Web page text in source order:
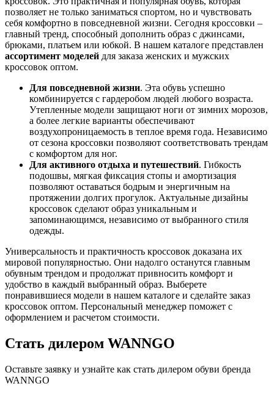
позволяет не только заниматься спортом, но и чувствовать
себя комфортно в повседневной жизни. Сегодня кроссовки –
главный тренд, способный дополнить образ с джинсами,
брюками, платьем или юбкой. В нашем каталоге представлен
ассортимент моделей для заказа женских и мужских
кроссовок оптом.
Для повседневной жизни. Эта обувь успешно
комбинируется с гардеробом людей любого возраста.
Утепленные модели защищают ноги от зимних морозов,
а более легкие варианты обеспечивают
воздухопроницаемость в теплое время года. Независимо
от сезона кроссовки позволяют соответствовать трендам
с комфортом для ног.
Для активного отдыха и путешествий. Гибкость
подошвы, мягкая фиксация стопы и амортизация
позволяют оставаться бодрым и энергичным на
протяжении долгих прогулок. Актуальные дизайны
кроссовок сделают образ уникальным и
запоминающимся, независимо от выбранного стиля
одежды.
Универсальность и практичность кроссовок доказана их
мировой популярностью. Они надолго останутся главным
обувным трендом и продолжат привносить комфорт и
удобство в каждый выбранный образ. Выберете
понравившиеся модели в нашем каталоге и сделайте заказ
кроссовок оптом. Персональный менеджер поможет с
оформлением и расчетом стоимости.
Стать дилером WANNGO
Оставьте заявку и узнайте как стать дилером обуви бренда
WANNGO